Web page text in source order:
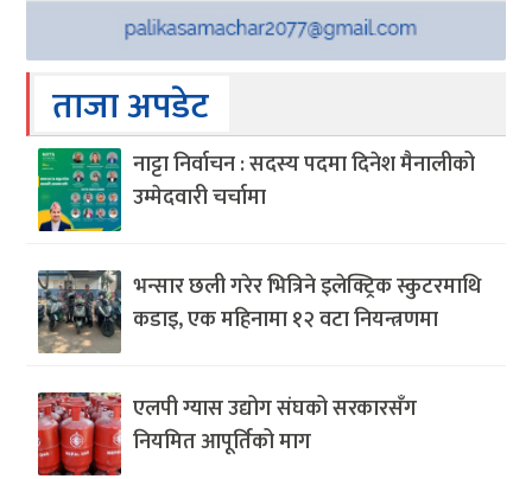
ताजा अपडेट
नाट्टा निर्वाचन : सदस्य पदमा दिनेश मैनालीको
उम्मेदवारी चर्चामा
भन्सार छली गरेर भित्रिने इलेक्ट्रिक स्कुटरमाथि
कडाइ, एक महिनामा १२ वटा नियन्त्रणमा
एलपी ग्यास उद्योग संघको सरकारसँग
नियमित आपूर्तिको माग